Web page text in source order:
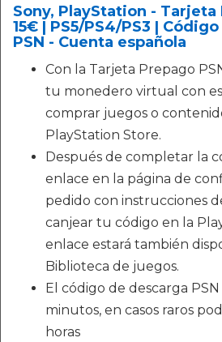
Sony, PlayStation - Tarjeta
15€ | PS5/PS4/PS3 |
PSN - Cuenta española
Con la Tarjeta Prepago
tu monedero virtual con
comprar juegos o
PlayStation Store.
Después de completar la
enlace en la página de
pedido con instrucciones
canjear tu código en la
enlace estará también
Biblioteca de juegos.
El código de descarga
minutos, en casos raros
horas